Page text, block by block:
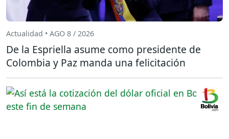
Actualidad • AGO 8 / 2026
De la Espriella asume como presidente de
Colombia y Paz manda una felicitación